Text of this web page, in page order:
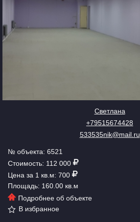
Светлана
+79515674428
533535nik@mail.ru
№ объекта: 6521
Стоимость: 112 000
Цена за 1 кв.м: 700
Площадь: 160.00 кв.м
Подробнее об объекте
В избранное